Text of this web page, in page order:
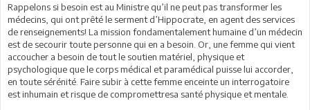
Rappelons si besoin est au Ministre qu’il ne peut pas transformer les
médecins, qui ont prêté le serment d’Hippocrate, en agent des services
de renseignements! La mission fondamentalement humaine d’un médecin
est de secourir toute personne qui en a besoin. Or, une femme qui vient
accoucher a besoin de tout le soutien matériel, physique et
psychologique que le corps médical et paramédical puisse lui accorder,
en toute sérénité. Faire subir à cette femme enceinte un interrogatoire
est inhumain et risque de compromettresa santé physique et mentale.